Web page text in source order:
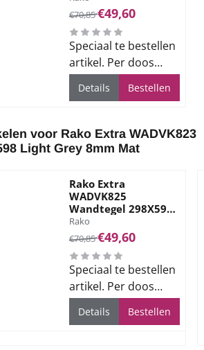
Van 70,85 voor 49,60
€70,85€49,60
Speciaal te bestellen
artikel. Per doos
1.44m2. Levertijd ca.
3 weken.
Details Bestellen
voor Rako Extra WADVK823
Light Grey 8mm Mat
Rako Extra
WADVK825
Wandtegel 298X598
Black 8mm Mat
Merk:
Rako
Van 70,85 voor 49,60
€70,85€49,60
Speciaal te bestellen
artikel. Per doos
1.44m2. Levertijd ca.
3 weken.
Details Bestellen